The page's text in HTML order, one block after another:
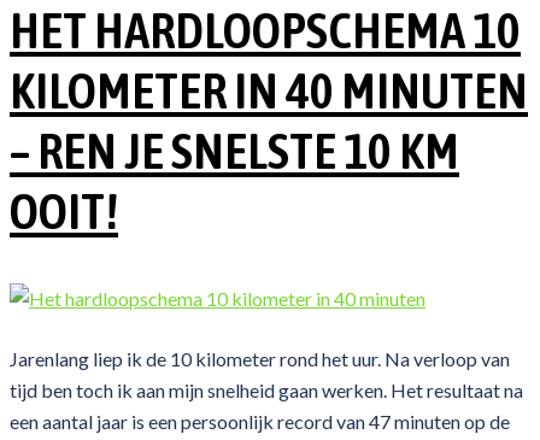
HET HARDLOOPSCHEMA 10
KILOMETER IN 40 MINUTEN
– REN JE SNELSTE 10 KM
OOIT!
Jarenlang liep ik de 10 kilometer rond het uur. Na verloop van
tijd ben toch ik aan mijn snelheid gaan werken. Het resultaat na
een aantal jaar is een persoonlijk record van 47 minuten op de